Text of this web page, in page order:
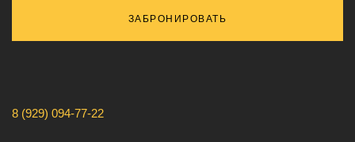
ЗАБРОНИРОВАТЬ
8 (929) 094-77-22